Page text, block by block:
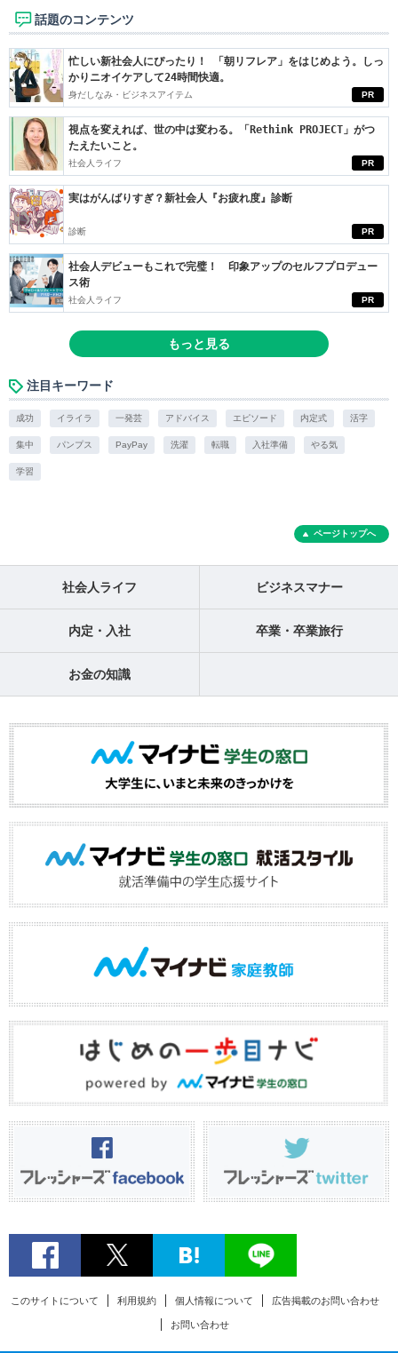
話題のコンテンツ
PR
忙しい新社会人にぴったり！ 「朝リフレア」をはじめよう。しっ
かりニオイケアして24時間快適。
身だしなみ・ビジネスアイテム
PR
視点を変えれば、世の中は変わる。「Rethink PROJECT」がつ
たえたいこと。
社会人ライフ
PR
実はがんばりすぎ？新社会人『お疲れ度』診断
診断
PR
社会人デビューもこれで完璧！ 印象アップのセルフプロデュー
ス術
社会人ライフ
もっと見る
注目キーワード
成功 イライラ 一発芸 アドバイス エピソード 内定式 活字
集中 パンプス PayPay 洗濯 転職 入社準備 やる気
学習
ページトップへ
社会人ライフ ビジネスマナー
内定・入社 卒業・卒業旅行
お金の知識
このサイトについて 利用規約 個人情報について 広告掲載のお問い合わせ
お問い合わせ